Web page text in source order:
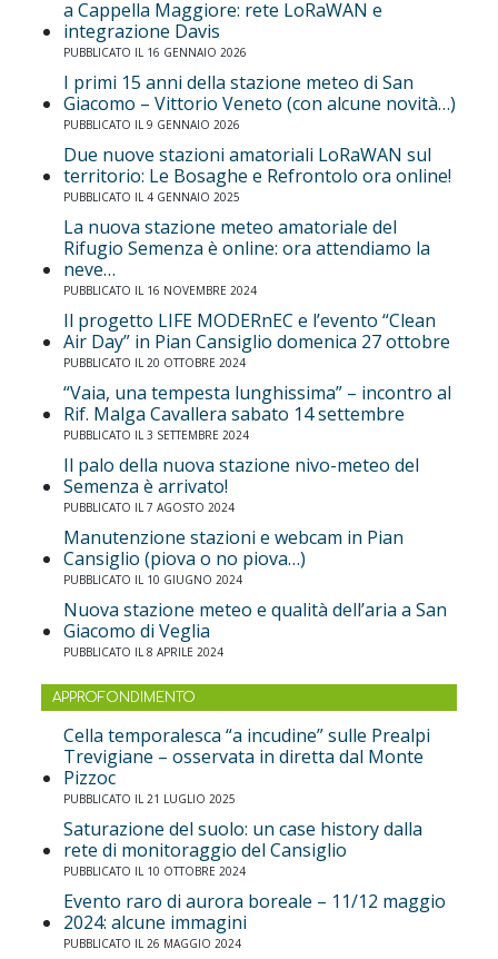
a Cappella Maggiore: rete LoRaWAN e
integrazione Davis
PUBBLICATO IL 16 GENNAIO 2026
I primi 15 anni della stazione meteo di San
Giacomo – Vittorio Veneto (con alcune novità…)
PUBBLICATO IL 9 GENNAIO 2026
Due nuove stazioni amatoriali LoRaWAN sul
territorio: Le Bosaghe e Refrontolo ora online!
PUBBLICATO IL 4 GENNAIO 2025
La nuova stazione meteo amatoriale del
Rifugio Semenza è online: ora attendiamo la
neve…
PUBBLICATO IL 16 NOVEMBRE 2024
Il progetto LIFE MODERnEC e l’evento “Clean
Air Day” in Pian Cansiglio domenica 27 ottobre
PUBBLICATO IL 20 OTTOBRE 2024
“Vaia, una tempesta lunghissima” – incontro al
Rif. Malga Cavallera sabato 14 settembre
PUBBLICATO IL 3 SETTEMBRE 2024
Il palo della nuova stazione nivo-meteo del
Semenza è arrivato!
PUBBLICATO IL 7 AGOSTO 2024
Manutenzione stazioni e webcam in Pian
Cansiglio (piova o no piova…)
PUBBLICATO IL 10 GIUGNO 2024
Nuova stazione meteo e qualità dell’aria a San
Giacomo di Veglia
PUBBLICATO IL 8 APRILE 2024
APPROFONDIMENTO
Cella temporalesca “a incudine” sulle Prealpi
Trevigiane – osservata in diretta dal Monte
Pizzoc
PUBBLICATO IL 21 LUGLIO 2025
Saturazione del suolo: un case history dalla
rete di monitoraggio del Cansiglio
PUBBLICATO IL 10 OTTOBRE 2024
Evento raro di aurora boreale – 11/12 maggio
2024: alcune immagini
PUBBLICATO IL 26 MAGGIO 2024